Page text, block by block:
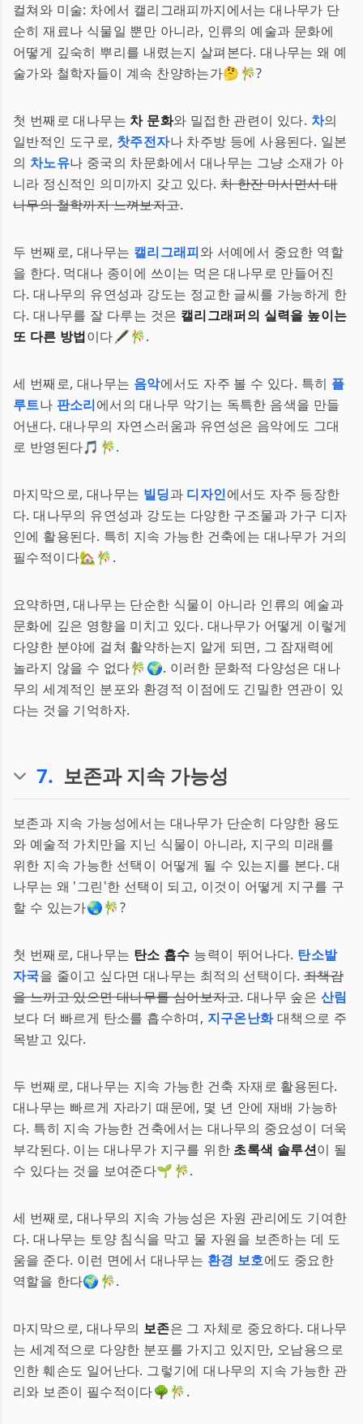
컬쳐와 미술: 차에서 캘리그래피까지에서는 대나무가 단
순히 재료나 식물일 뿐만 아니라, 인류의 예술과 문화에
어떻게 깊숙히 뿌리를 내렸는지 살펴본다. 대나무는 왜 예
술가와 철학자들이 계속 찬양하는가🤔🎋?
첫 번째로 대나무는 차 문화와 밀접한 관련이 있다. 차의
일반적인 도구로, 찻주전자나 차주방 등에 사용된다. 일본
의 차노유나 중국의 차문화에서 대나무는 그냥 소재가 아
니라 정신적인 의미까지 갖고 있다. 차 한잔 마시면서 대
나무의 철학까지 느껴보자고.
두 번째로, 대나무는 캘리그래피와 서예에서 중요한 역할
을 한다. 먹대나 종이에 쓰이는 먹은 대나무로 만들어진
다. 대나무의 유연성과 강도는 정교한 글씨를 가능하게 한
다. 대나무를 잘 다루는 것은 캘리그래퍼의 실력을 높이는
또 다른 방법이다🖋️🎋.
세 번째로, 대나무는 음악에서도 자주 볼 수 있다. 특히 플
루트나 판소리에서의 대나무 악기는 독특한 음색을 만들
어낸다. 대나무의 자연스러움과 유연성은 음악에도 그대
로 반영된다🎵🎋.
마지막으로, 대나무는 빌딩과 디자인에서도 자주 등장한
다. 대나무의 유연성과 강도는 다양한 구조물과 가구 디자
인에 활용된다. 특히 지속 가능한 건축에는 대나무가 거의
필수적이다🏡🎋.
요약하면, 대나무는 단순한 식물이 아니라 인류의 예술과
문화에 깊은 영향을 미치고 있다. 대나무가 어떻게 이렇게
다양한 분야에 걸쳐 활약하는지 알게 되면, 그 잠재력에
놀라지 않을 수 없다🎋🌍. 이러한 문화적 다양성은 대나
무의 세계적인 분포와 환경적 이점에도 긴밀한 연관이 있
다는 것을 기억하자.
7. 보존과 지속 가능성
보존과 지속 가능성에서는 대나무가 단순히 다양한 용도
와 예술적 가치만을 지닌 식물이 아니라, 지구의 미래를
위한 지속 가능한 선택이 어떻게 될 수 있는지를 본다. 대
나무는 왜 '그린'한 선택이 되고, 이것이 어떻게 지구를 구
할 수 있는가🌏🎋?
첫 번째로, 대나무는 탄소 흡수 능력이 뛰어나다. 탄소발
자국을 줄이고 싶다면 대나무는 최적의 선택이다.죄책감
을 느끼고 있으면 대나무를 심어보자고. 대나무 숲은 산림
보다 더 빠르게 탄소를 흡수하며, 지구온난화대책으로 주
목받고 있다.
두 번째로, 대나무는 지속 가능한 건축 자재로 활용된다.
대나무는 빠르게 자라기 때문에, 몇 년 안에 재배 가능하
다. 특히 지속 가능한 건축에서는 대나무의 중요성이 더욱
부각된다. 이는 대나무가 지구를 위한 초록색 솔루션이 될
수 있다는 것을 보여준다🌱🎋.
세 번째로, 대나무의 지속 가능성은 자원 관리에도 기여한
다. 대나무는 토양 침식을 막고 물 자원을 보존하는 데 도
움을 준다. 이런 면에서 대나무는 환경 보호에도 중요한
역할을 한다🌍🎋.
마지막으로, 대나무의 보존은 그 자체로 중요하다. 대나무
는 세계적으로 다양한 분포를 가지고 있지만, 오남용으로
인한 훼손도 일어난다. 그렇기에 대나무의 지속 가능한 관
리와 보존이 필수적이다🌳🎋.